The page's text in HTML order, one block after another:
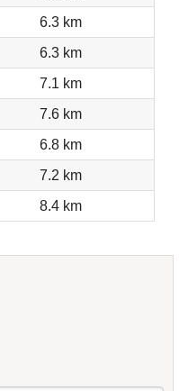
6.3 km
6.3 km
7.1 km
7.6 km
6.8 km
7.2 km
8.4 km